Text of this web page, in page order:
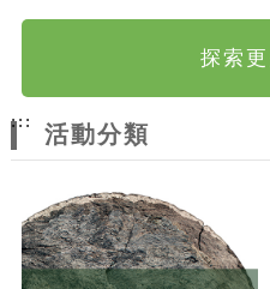
探索
:::
活動分類